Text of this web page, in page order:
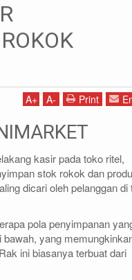
ALFAMART
A+ A- Print
kasir pada toko ritel,
stok rokok dan
dicari oleh pelanggan di
pola penyimpanan
yang
ini biasanya terbuat dari
1012(WA)